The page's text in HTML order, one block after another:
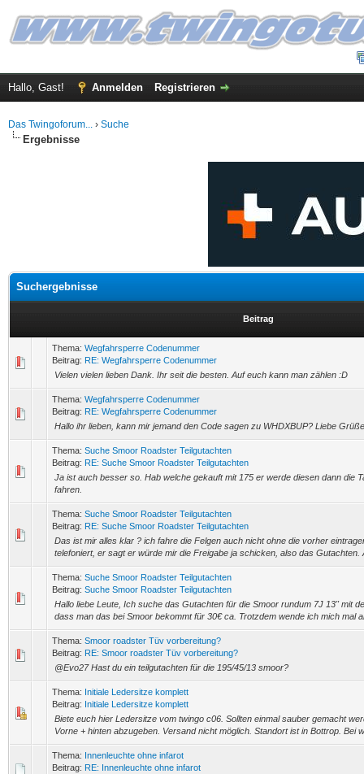
Hallo, Gast! Anmelden Registrieren
Das Twingoforum... › Suche
Ergebnisse
Suchergebnisse
Beitrag
Thema: Wegfahrsperre Codenummer
Beitrag: RE: Wegfahrsperre Codenummer
Vielen vielen lieben Dank. Ihr seit die besten. Auf euch kann man zählen :D
Thema: Wegfahrsperre Codenummer
Beitrag: RE: Wegfahrsperre Codenummer
Hallo ihr lieben, kann mir jemand den Code sagen zu WHDXBUP? Liebe Grüße
Thema: Suche Smoor Roadster Teilgutachten
Beitrag: RE: Suche Smoor Roadster Teilgutachten
Ja ist auch besser so. Hab welche gekauft mit 175 er werde diesen dann die
fahren.
Thema: Suche Smoor Roadster Teilgutachten
Beitrag: RE: Suche Smoor Roadster Teilgutachten
Das ist mir alles klar ? ich fahre die Felgen auch nicht ohne die vorher
telefoniert, er sagt er würde mir die Freigabe ja schicken, also das Gutachten.
Thema: Suche Smoor Roadster Teilgutachten
Beitrag: Suche Smoor Roadster Teilgutachten
Hallo liebe Leute, Ich suche das Gutachten für die Smoor rundum 7J 13" mit
dass man das bei Smoor bekommt für 30€ ca. Trotzdem wende ich mich mal
Thema: Smoor roadster Tüv vorbereitung?
Beitrag: RE: Smoor roadster Tüv vorbereitung?
@Evo27 Hast du ein teilgutachten für die 195/45/13 smoor?
Thema: Initiale Ledersitze komplett
Beitrag: Initiale Ledersitze komplett
Biete euch hier Ledersitze vom twingo c06. Sollten einmal sauber gemacht
Vorne + hinten abzugeben. Versand nicht möglich. Standort ist in Bottrop. Bei
Thema: Innenleuchte ohne infarot
Beitrag: RE: Innenleuchte ohne infarot